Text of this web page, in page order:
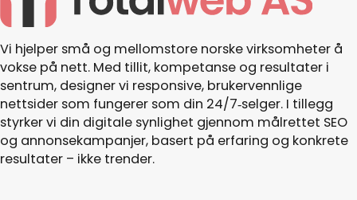
Vi hjelper små og mellomstore norske virksomheter å
vokse på nett. Med tillit, kompetanse og resultater i
sentrum, designer vi responsive, brukervennlige
nettsider som fungerer som din 24/7‑selger. I tillegg
styrker vi din digitale synlighet gjennom målrettet SEO
og annonsekampanjer, basert på erfaring og konkrete
resultater – ikke trender.